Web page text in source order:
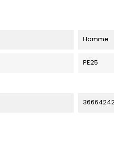
Homme
PE25